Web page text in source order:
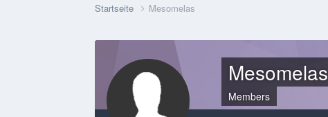
Startseite Mesomelas
Mesomelas
Members